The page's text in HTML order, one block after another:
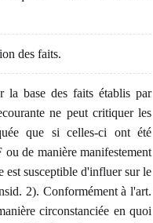
des faits.
la base des faits établis par
ne peut critiquer les
que si celles-ci ont été
de manière manifestement
est susceptible d'influer sur le
2). Conformément à l'art.
circonstanciée en quoi